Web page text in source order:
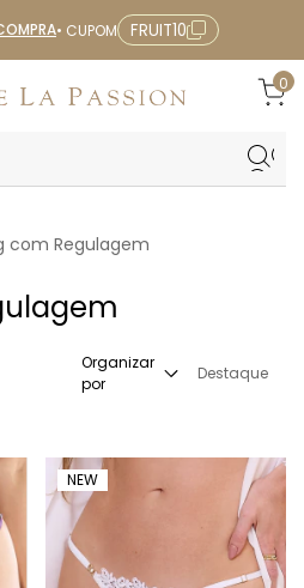
• CUPOM FRUIT10
0
com Regulagem
Organizar
por
Destaque
NEW